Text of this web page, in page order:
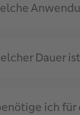
Dauer
ich für